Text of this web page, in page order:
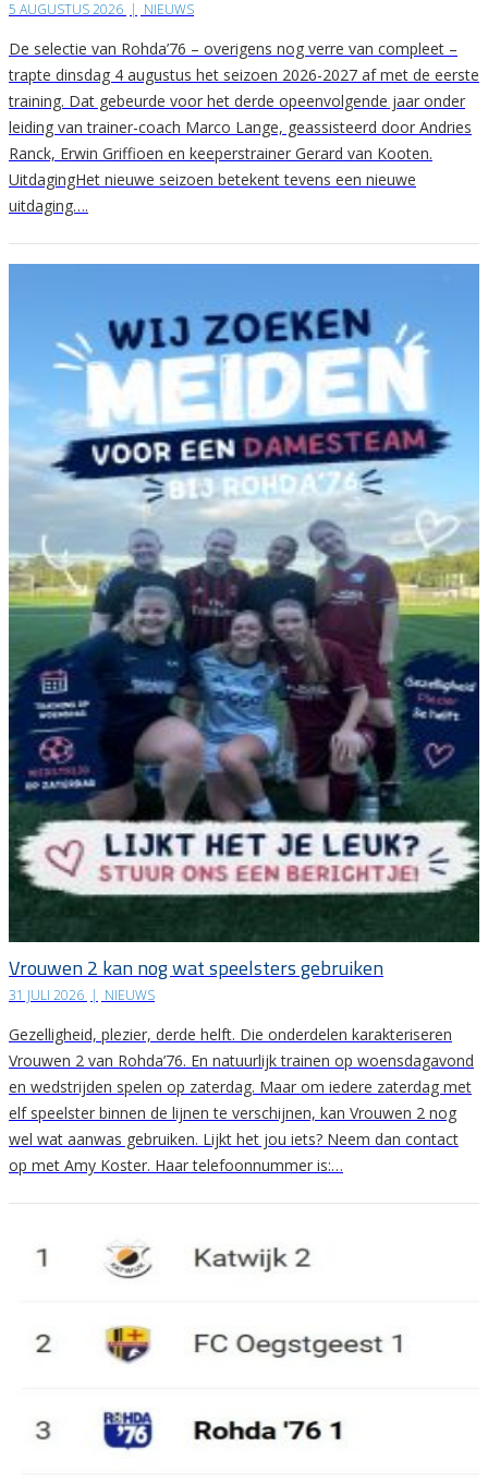
5 AUGUSTUS 2026 | NIEUWS
De selectie van Rohda’76 – overigens nog verre van compleet –
trapte dinsdag 4 augustus het seizoen 2026-2027 af met de eerste
training. Dat gebeurde voor het derde opeenvolgende jaar onder
leiding van trainer-coach Marco Lange, geassisteerd door Andries
Ranck, Erwin Griffioen en keeperstrainer Gerard van Kooten.
UitdagingHet nieuwe seizoen betekent tevens een nieuwe
uitdaging….
Vrouwen 2 kan nog wat speelsters gebruiken
31 JULI 2026 | NIEUWS
Gezelligheid, plezier, derde helft. Die onderdelen karakteriseren
Vrouwen 2 van Rohda’76. En natuurlijk trainen op woensdagavond
en wedstrijden spelen op zaterdag. Maar om iedere zaterdag met
elf speelster binnen de lijnen te verschijnen, kan Vrouwen 2 nog
wel wat aanwas gebruiken. Lijkt het jou iets? Neem dan contact
op met Amy Koster. Haar telefoonnummer is:…